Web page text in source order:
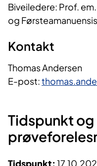
Biveiledere: Prof.
og
Kontakt
Thomas Andersen
E-post:
Tidspunkt
Tidspunkt: